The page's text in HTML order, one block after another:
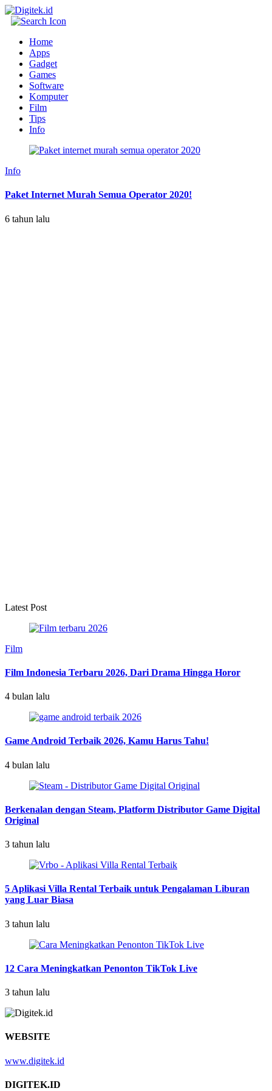
Home
Apps
Gadget
Games
Software
Komputer
Film
Tips
Info
Info
Paket Internet Murah Semua Operator 2020!
6 tahun lalu
Latest Post
Film
Film Indonesia Terbaru 2026, Dari Drama Hingga Horor
4 bulan lalu
Game Android Terbaik 2026, Kamu Harus Tahu!
4 bulan lalu
Berkenalan dengan Steam, Platform Distributor Game Digital
Original
3 tahun lalu
5 Aplikasi Villa Rental Terbaik untuk Pengalaman Liburan
yang Luar Biasa
3 tahun lalu
12 Cara Meningkatkan Penonton TikTok Live
3 tahun lalu
WEBSITE
www.digitek.id
DIGITEK.ID